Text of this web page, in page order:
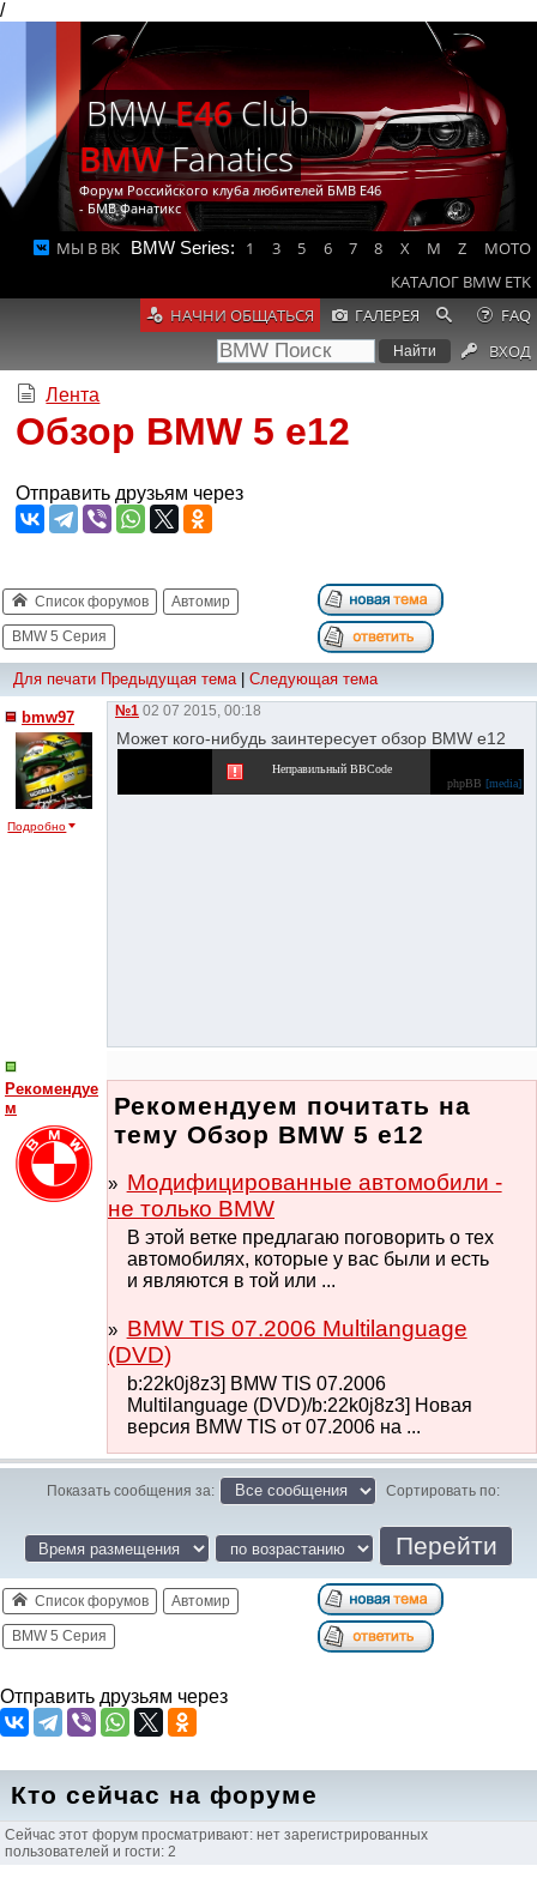
/
BMWE46Club
BMWFanatics
Форум Российского клуба любителей БМВ Е46
- БМВ Фанатикс
МЫ В ВК BMW Series: 1 3 5 6 7 8 X M Z
MOTO
КАТАЛОГ BMW ETK
НАЧНИ ОБЩАТЬСЯ
ГАЛЕРЕЯ
FAQ
ВХОД
Лента
Обзор BMW 5 e12
Отправить друзьям через
Список форумов Автомир
BMW 5 Серия
Для печати Предыдущая тема| Следующая тема
bmw97
Подробно
№1 02 07 2015, 00:18
Может кого-нибудь заинтересует обзор BMW e12
Неправильный BBCode
phpBB[media]
Рекомендуе
м
Рекомендуем почитать на
тему Обзор BMW 5 e12
Модифицированные автомобили -
не только BMW
В этой ветке предлагаю поговорить о тех
автомобилях, которые у вас были и есть
и являются в той или ...
BMW TIS 07.2006 Multilanguage
(DVD)
b:22k0j8z3] BMW TIS 07.2006
Multilanguage (DVD)/b:22k0j8z3] Новая
версия BMW TIS от 07.2006 на ...
Показать сообщения за: Сортировать по:
Список форумов Автомир
BMW 5 Серия
Отправить друзьям через
Кто сейчас на форуме
Сейчас этот форум просматривают: нет зарегистрированных
пользователей и гости: 2